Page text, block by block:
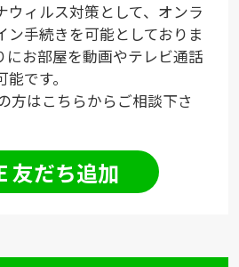
ウィルス対策として、オンラ
ン手続きを可能としておりま
にお部屋を動画やテレビ通話
です。
方はこちらからご相談下さ
友だち追加